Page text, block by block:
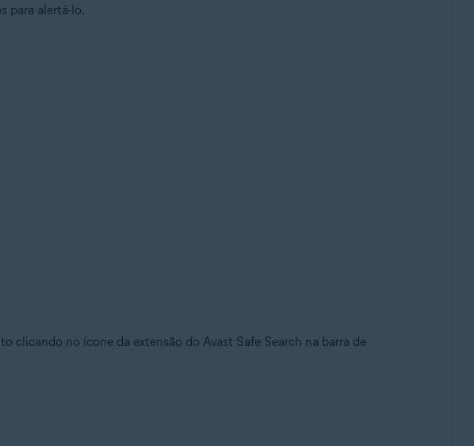
para alertá-lo.
clicando no ícone da extensão do Avast Safe Search na barra de